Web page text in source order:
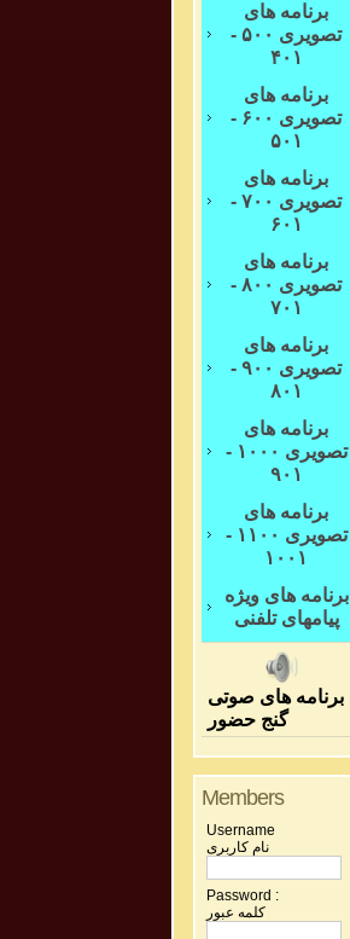
برنامه های
تصویری ۵۰۰ -
۴۰۱
برنامه های
تصویری ۶۰۰ -
۵۰۱
برنامه های
تصویری ۷۰۰ -
۶۰۱
برنامه های
تصویری ۸۰۰ -
۷۰۱
برنامه های
تصویری ۹۰۰ -
۸۰۱
برنامه های
تصویری ۱۰۰۰ -
۹۰۱
برنامه های
تصویری ۱۱۰۰ -
۱۰۰۱
برنامه های ویژه
پیامهای تلفنی
برنامه های صوتی
گنج حضور
Members
Username
نام کاربری
Password :
کلمه عبور